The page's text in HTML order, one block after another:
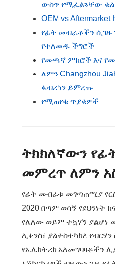
ውስጥ የሚፈልጓቸው
OEM vs
የፊት መብራቶችን
የተለመዱ ችግሮች
የመጫኛ ምክሮች እና
ለምን Changzhou
ፋብሪካን ይምረጡ
የሚጠየቁ ጥያቄዎች
ትክክለኛውን
መምረጥ ለምን
የፊት መብራቱ መገጣጠሚያ
2020 በጣም ወሳኝ የደህንነት
የሌለው ወይም ተኳሃኝ ያልሆነ
ሊቀንስ፣ ያልተስተካከለ
የኤሌክትሪክ አለመግባባቶችን